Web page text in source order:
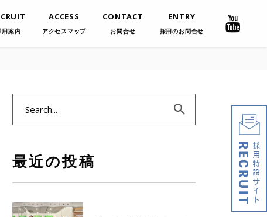
用案内
ACCESS
アクセスマップ
CONTACT
お問合せ
ENTRY
採用のお問合せ
for:
最近の投稿